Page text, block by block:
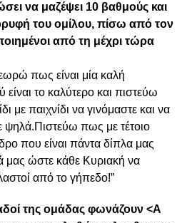
να μαζέψει 10 βαθμούς και
του ομίλου, πίσω από τον
από τη μέχρι τώρα
πως είναι μία καλή
το καλύτερο και πιστεύω
με παιχνίδι να γινόμαστε και να
ψηλά.Πιστεύω πως με τέτοιο
που είναι πάντα δίπλα μας
μας ώστε κάθε Κυριακή να
από το γήπεδο!”
της ομάδας φωνάζουν <Α